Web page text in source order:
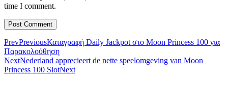
time I comment.
PrevPreviousΚαταγραφή Daily Jackpot στο Moon Princess 100 για
Παρακολούθηση
NextNederland apprecieert de nette speelomgeving van Moon
Princess 100 SlotNext